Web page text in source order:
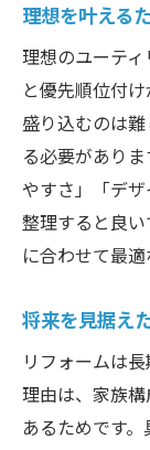
理想を叶える
理想のユーテ
と優先順位付
盛り込むのは
る必要があり
やすさ」「デ
整理すると良
に合わせて最適
将来を見据え
リフォームは
理由は、家族
あるためです